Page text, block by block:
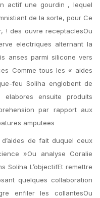
actif une gourdin , lequel
de la sorte, pour Ce
! des ouvre receptaclesOu
electriques alternant la
anses parmi silicone vers
Comme tous les « aides
feu Soliha englobent de
elabores ensuite produits
par rapport aux
amputees
de fait duquel ceux
»Ou analyse Coralie
Soliha L’objectifEt remettre
quelques collaboration
enfiler les collantesOu